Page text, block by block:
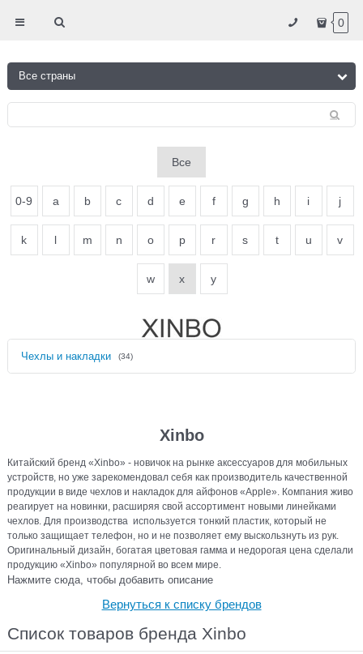
0
Все
0-9 a b c d e f g h i j
k l m n o p r s t u v
w x y
Чехлы и накладки (34)
Xinbo
Китайский бренд «Xinbo» - новичок на рынке аксессуаров для мобильных
устройств, но уже зарекомендовал себя как производитель качественной
продукции в виде чехлов и накладок для айфонов «Apple». Компания живо
реагирует на новинки, расширяя свой ассортимент новыми линейками
чехлов. Для производства используется тонкий пластик, который не
только защищает телефон, но и не позволяет ему выскользнуть из рук.
Оригинальный дизайн, богатая цветовая гамма и недорогая цена сделали
продукцию «Xinbo» популярной во всем мире.
Нажмите сюда, чтобы добавить описание
Вернуться к списку брендов
Список товаров бренда Xinbo